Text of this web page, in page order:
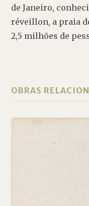
de Janeiro,
réveillon, a praia
2,5 milhões de
OBRAS